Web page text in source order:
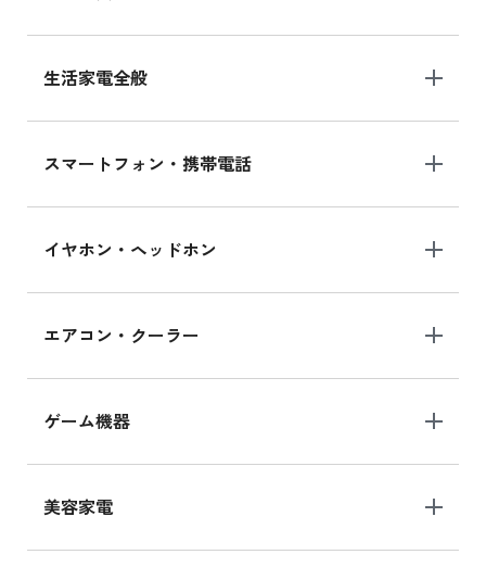
生活家電全般
スマートフォン・携帯電話
イヤホン・ヘッドホン
エアコン・クーラー
ゲーム機器
美容家電